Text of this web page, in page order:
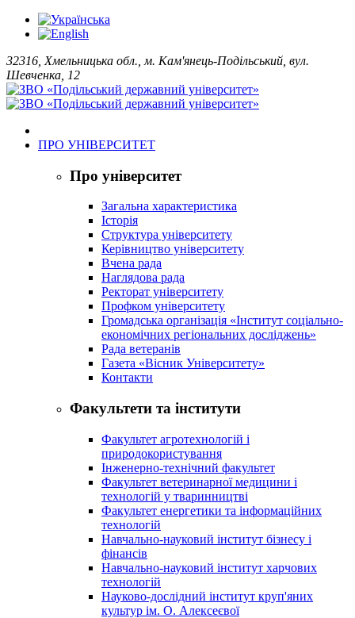
32316, Хмельницька обл., м. Кам'янець-Подільський, вул.
Шевченка, 12
ПРО УНІВЕРСИТЕТ
Про університет
Загальна характеристика
Історія
Структура університету
Керівництво університету
Вчена рада
Наглядова рада
Ректорат університету
Профком університету
Громадська організація «Інститут соціально-
економічних регіональних досліджень»
Рада ветеранів
Газета «Вісник Університету»
Контакти
Факультети та інститути
Факультет агротехнологій і
природокористування
Інженерно-технічний факультет
Факультет ветеринарної медицини і
технологій у тваринництві
Факультет енергетики та інформаційних
технологій
Навчально-науковий інститут бізнесу і
фінансів
Навчально-науковий інститут харчових
технологій
Науково-дослідний інститут круп'яних
культур ім. О. Алексеєвої